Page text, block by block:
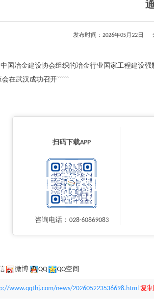
发布时间：2026年05月22日
中国冶金建设协会组织的冶金行业国家工程建设
在武汉成功召开``````
扫码下载APP
咨询电话：028-60869083
微博 QQ QQ空间
www.qqthj.com/news/202605223536698.html 复